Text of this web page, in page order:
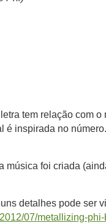
tem relação com o
é inspirada no
música foi criada
detalhes pode ser
07/metallizing-